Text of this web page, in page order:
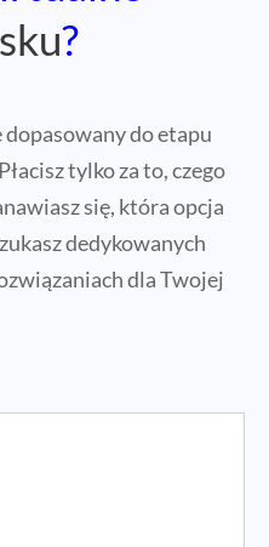
?
do etapu
tylko za to, czego
się, która opcja
dedykowanych
dla Twojej